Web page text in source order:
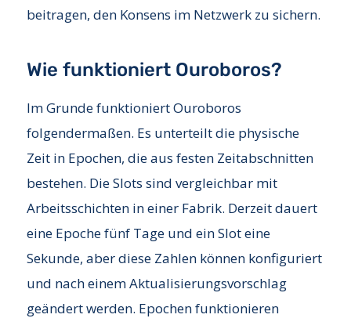
beitragen, den Konsens im Netzwerk zu sichern.
Wie funktioniert Ouroboros?
Im Grunde funktioniert Ouroboros
folgendermaßen. Es unterteilt die physische
Zeit in Epochen, die aus festen Zeitabschnitten
bestehen. Die Slots sind vergleichbar mit
Arbeitsschichten in einer Fabrik. Derzeit dauert
eine Epoche fünf Tage und ein Slot eine
Sekunde, aber diese Zahlen können konfiguriert
und nach einem Aktualisierungsvorschlag
geändert werden. Epochen funktionieren